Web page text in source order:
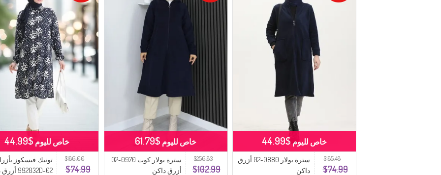
$185.48
$74.99
سترة بولار 0880-02 أزرق
داكن
خاص لليوم $44.99
$256.83
$102.99
سترة بولار كوت 0970-02
أزرق داكن
خاص لليوم $61.79
$186.00
$74.99
تونيك فيسكوز
992032D-02 أزرق داكن
خاص لليوم $44.99